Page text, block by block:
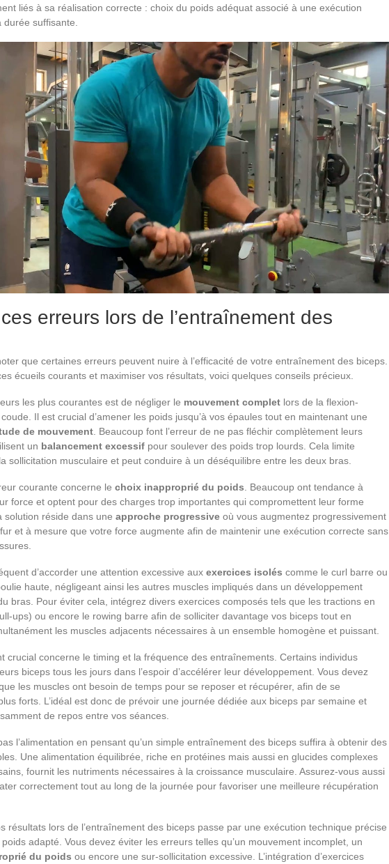
liés à sa réalisation correcte : choix du poids adéquat associé à une exécution
durée suffisante.
erreurs lors de l’entraînement des
que certaines erreurs peuvent nuire à l’efficacité de votre entraînement des biceps.
écueils courants et maximiser vos résultats, voici quelques conseils précieux.
les plus courantes est de négliger le mouvement complet lors de la flexion-
Il est crucial d’amener les poids jusqu’à vos épaules tout en maintenant une
de mouvement. Beaucoup font l’erreur de ne pas fléchir complètement leurs
un balancement excessif pour soulever des poids trop lourds. Cela limite
sollicitation musculaire et peut conduire à un déséquilibre entre les deux bras.
courante concerne le choix inapproprié du poids. Beaucoup ont tendance à
force et optent pour des charges trop importantes qui compromettent leur forme
solution réside dans une approche progressive où vous augmentez progressivement
et à mesure que votre force augmente afin de maintenir une exécution correcte sans
d’accorder une attention excessive aux exercices isolés comme le curl barre ou
haute, négligeant ainsi les autres muscles impliqués dans un développement
bras. Pour éviter cela, intégrez divers exercices composés tels que les tractions en
ups) ou encore le rowing barre afin de solliciter davantage vos biceps tout en
les muscles adjacents nécessaires à un ensemble homogène et puissant.
crucial concerne le timing et la fréquence des entraînements. Certains individus
biceps tous les jours dans l’espoir d’accélérer leur développement. Vous devez
les muscles ont besoin de temps pour se reposer et récupérer, afin de se
forts. L’idéal est donc de prévoir une journée dédiée aux biceps par semaine et
de repos entre vos séances.
l’alimentation en pensant qu’un simple entraînement des biceps suffira à obtenir des
Une alimentation équilibrée, riche en protéines mais aussi en glucides complexes
fournit les nutriments nécessaires à la croissance musculaire. Assurez-vous aussi
correctement tout au long de la journée pour favoriser une meilleure récupération
résultats lors de l’entraînement des biceps passe par une exécution technique précise
adapté. Vous devez éviter les erreurs telles qu’un mouvement incomplet, un
du poids ou encore une sur-sollicitation excessive. L’intégration d’exercices